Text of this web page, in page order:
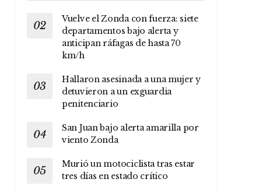
Vuelve el Zonda con fuerza: siete
departamentos bajo alerta y
anticipan ráfagas de hasta 70
km/h
Hallaron asesinada a una mujer y
detuvieron a un exguardia
penitenciario
San Juan bajo alerta amarilla por
viento Zonda
Murió un motociclista tras estar
tres días en estado crítico